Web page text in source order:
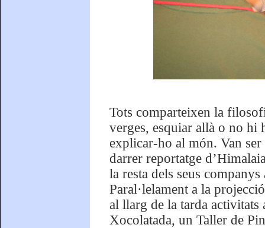
Tots comparteixen la
verges, esquiar allà o no hi
explicar-ho al món. Van ser
darrer reportatge
la resta dels seus
Paral·lelament a la
al llarg de la tarda activitats
Xocolatada, un Taller de